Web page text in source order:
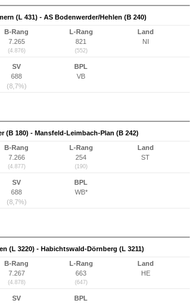
(L 431) - AS Bodenwerder/Hehlen (B 240)
B-Rang
7.265
(4.876)
L-Rang
821
(552)
Land
NI
SV
688
(8,7%)
BPL
VB
(B 180) - Mansfeld-Leimbach-Plan (B 242)
B-Rang
7.266
(4.877)
L-Rang
254
(190)
Land
ST
SV
688
(8,7%)
BPL
WB*
(L 3220) - Habichtswald-Dörnberg (L 3211)
B-Rang
7.267
(4.878)
L-Rang
663
(647)
Land
HE
SV
BPL